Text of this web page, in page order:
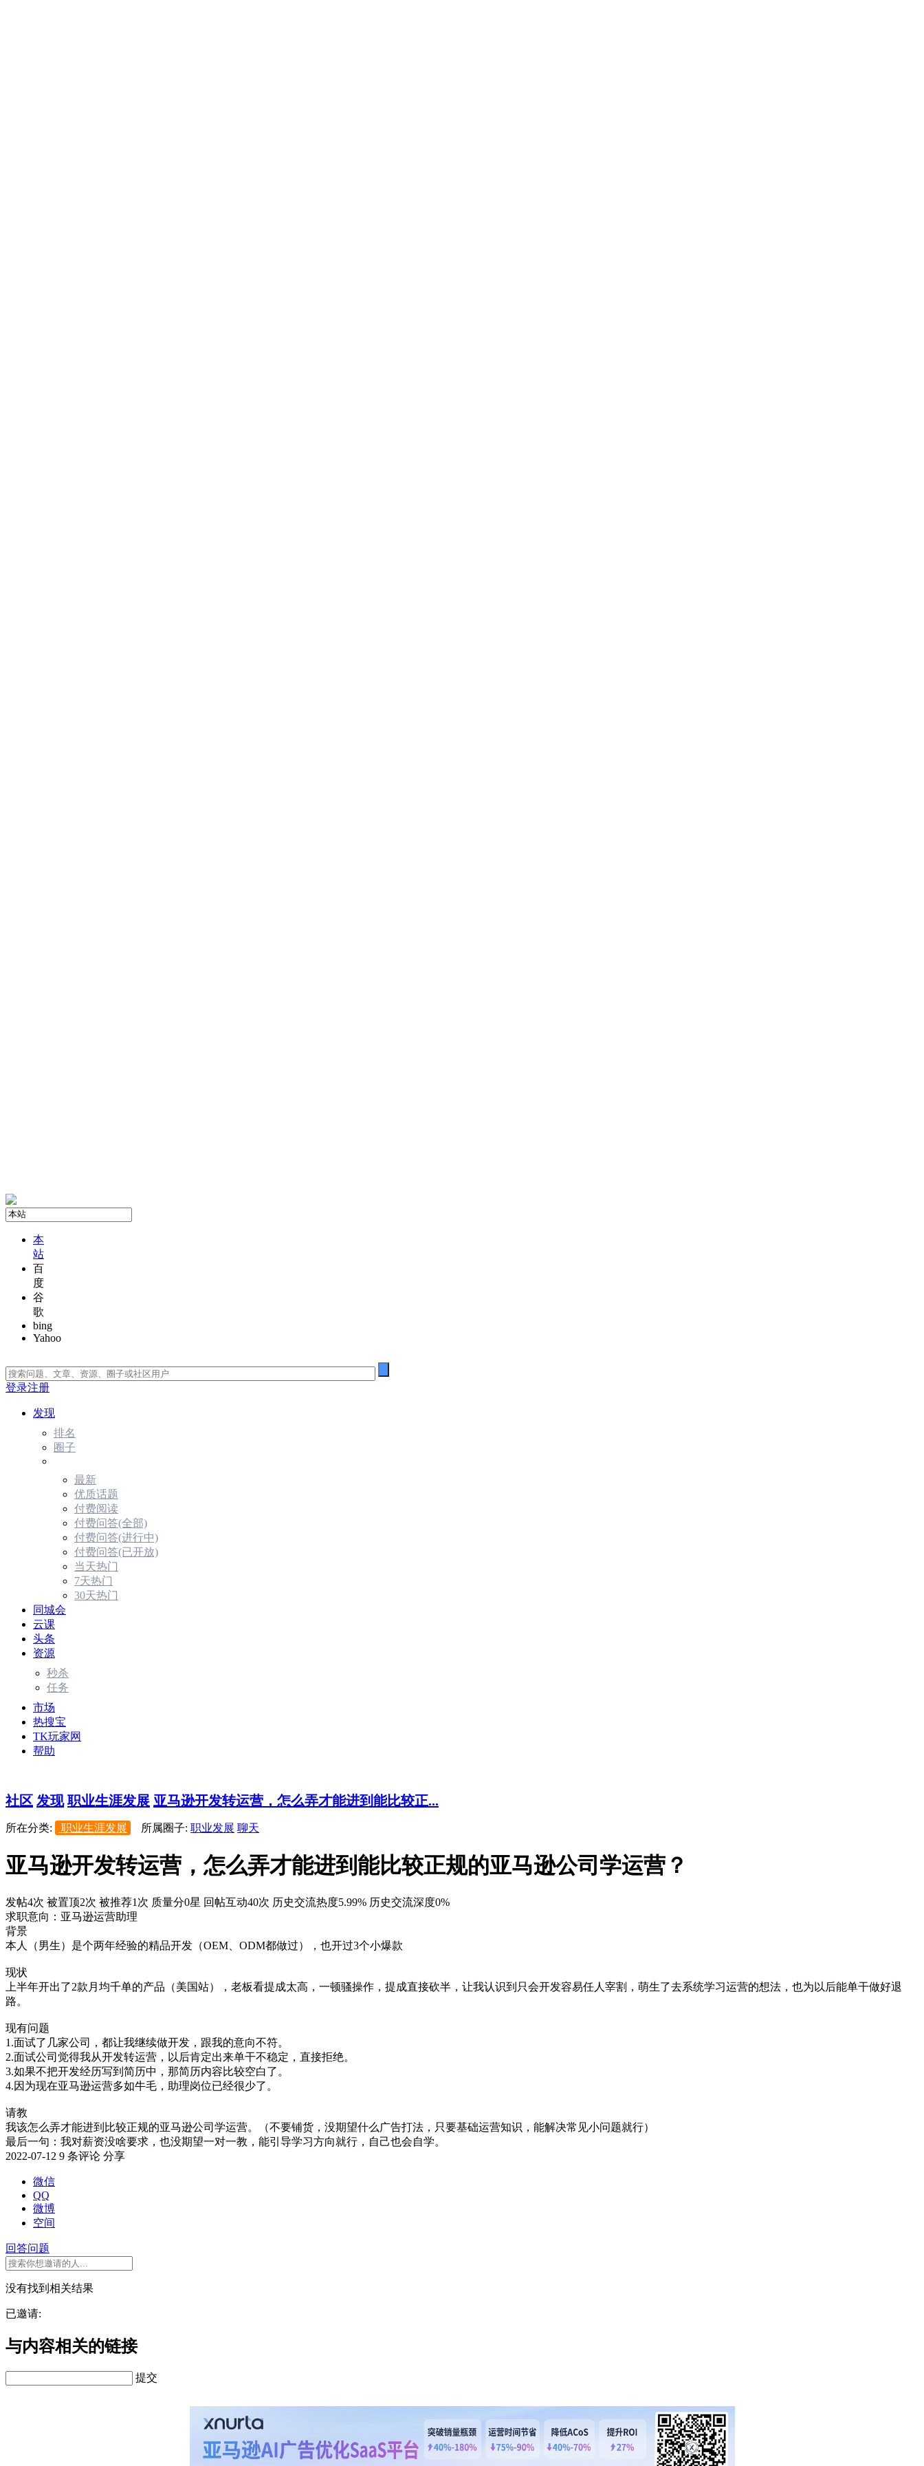
本
站
百
度
谷
歌
bing
Yahoo
登录注册
发现
排名
圈子
最新
优质话题
付费阅读
付费问答(全部)
付费问答(进行中)
付费问答(已开放)
当天热门
7天热门
30天热门
同城会
云课
头条
资源
秒杀
任务
市场
热搜宝
TK玩家网
帮助
社区 发现 职业生涯发展 亚马逊开发转运营，怎么弄才能进到能比较正...
所在分类: 职业生涯发展 所属圈子: 职业发展 聊天
亚马逊开发转运营，怎么弄才能进到能比较正规的亚马逊公司学运营？
发帖4次 被置顶2次 被推荐1次 质量分0星 回帖互动40次 历史交流热度5.99% 历史交流深度0%
求职意向：亚马逊运营助理
背景
本人（男生）是个两年经验的精品开发（OEM、ODM都做过），也开过3个小爆款
现状
上半年开出了2款月均千单的产品（美国站），老板看提成太高，一顿骚操作，提成直接砍半，让我认识到只会开发容易任人宰割，萌生了去系统学习运营的想法，也为以后能单干做好退
路。
现有问题
1.面试了几家公司，都让我继续做开发，跟我的意向不符。
2.面试公司觉得我从开发转运营，以后肯定出来单干不稳定，直接拒绝。
3.如果不把开发经历写到简历中，那简历内容比较空白了。
4.因为现在亚马逊运营多如牛毛，助理岗位已经很少了。
请教
我该怎么弄才能进到比较正规的亚马逊公司学运营。（不要铺货，没期望什么广告打法，只要基础运营知识，能解决常见小问题就行）
最后一句：我对薪资没啥要求，也没期望一对一教，能引导学习方向就行，自己也会自学。
2022-07-12 9 条评论 分享
微信
QQ
微博
空间
回答问题
没有找到相关结果
已邀请:
与内容相关的链接
提交